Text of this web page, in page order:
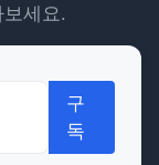
세요.
구
독